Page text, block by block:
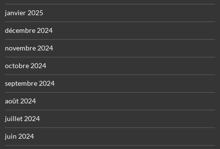
janvier 2025
décembre 2024
novembre 2024
octobre 2024
septembre 2024
août 2024
juillet 2024
juin 2024